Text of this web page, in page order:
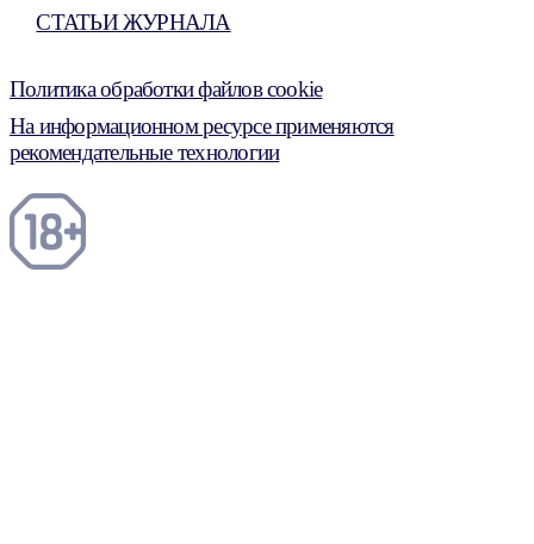
СТАТЬИ ЖУРНАЛА
Политика обработки файлов cookie
На информационном ресурсе применяются
рекомендательные технологии